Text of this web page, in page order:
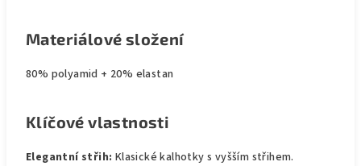
Materiálové složení
80% polyamid + 20% elastan
Klíčové vlastnosti
Elegantní střih: Klasické kalhotky s vyšším střihem.